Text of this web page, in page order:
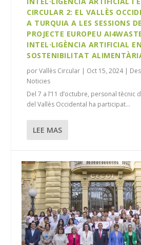
CIRCULAR 2: EL VALLÈS
A TURQUIA A LES SESSIONS
PROJECTE EUROPEU
INTEL·LIGÈNCIA ARTIFICIAL
SOSTENIBILITAT
porVallès Circular | Oct 15, 2024|
Noticies
Del 7 a l’11 d’octubre, personal tècnic
del Vallès Occidental ha participat...
LEE MAS